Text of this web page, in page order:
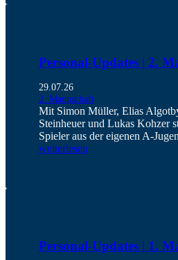
Personal-Updates | 2.
29.07.26
2. Mannschaft
Mit Simon Müller, Elias
Steinheuer und Lukas Kohzer
Spieler aus der eigenen A-
weiterlesen
Personal-Updates | 1.